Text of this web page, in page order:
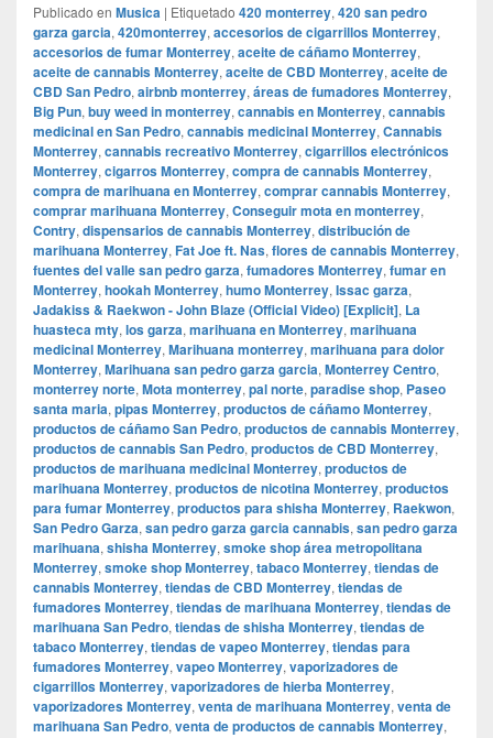
Publicado en Musica | Etiquetado 420 monterrey, 420 san pedro
garza garcia, 420monterrey, accesorios de cigarrillos Monterrey,
accesorios de fumar Monterrey, aceite de cáñamo Monterrey,
aceite de cannabis Monterrey, aceite de CBD Monterrey, aceite de
CBD San Pedro, airbnb monterrey, áreas de fumadores Monterrey,
Big Pun, buy weed in monterrey, cannabis en Monterrey, cannabis
medicinal en San Pedro, cannabis medicinal Monterrey, Cannabis
Monterrey, cannabis recreativo Monterrey, cigarrillos electrónicos
Monterrey, cigarros Monterrey, compra de cannabis Monterrey,
compra de marihuana en Monterrey, comprar cannabis Monterrey,
comprar marihuana Monterrey, Conseguir mota en monterrey,
Contry, dispensarios de cannabis Monterrey, distribución de
marihuana Monterrey, Fat Joe ft. Nas, flores de cannabis Monterrey,
fuentes del valle san pedro garza, fumadores Monterrey, fumar en
Monterrey, hookah Monterrey, humo Monterrey, Issac garza,
Jadakiss & Raekwon - John Blaze (Official Video) [Explicit], La
huasteca mty, los garza, marihuana en Monterrey, marihuana
medicinal Monterrey, Marihuana monterrey, marihuana para dolor
Monterrey, Marihuana san pedro garza garcia, Monterrey Centro,
monterrey norte, Mota monterrey, pal norte, paradise shop, Paseo
santa maria, pipas Monterrey, productos de cáñamo Monterrey,
productos de cáñamo San Pedro, productos de cannabis Monterrey,
productos de cannabis San Pedro, productos de CBD Monterrey,
productos de marihuana medicinal Monterrey, productos de
marihuana Monterrey, productos de nicotina Monterrey, productos
para fumar Monterrey, productos para shisha Monterrey, Raekwon,
San Pedro Garza, san pedro garza garcia cannabis, san pedro garza
marihuana, shisha Monterrey, smoke shop área metropolitana
Monterrey, smoke shop Monterrey, tabaco Monterrey, tiendas de
cannabis Monterrey, tiendas de CBD Monterrey, tiendas de
fumadores Monterrey, tiendas de marihuana Monterrey, tiendas de
marihuana San Pedro, tiendas de shisha Monterrey, tiendas de
tabaco Monterrey, tiendas de vapeo Monterrey, tiendas para
fumadores Monterrey, vapeo Monterrey, vaporizadores de
cigarrillos Monterrey, vaporizadores de hierba Monterrey,
vaporizadores Monterrey, venta de marihuana Monterrey, venta de
marihuana San Pedro, venta de productos de cannabis Monterrey,